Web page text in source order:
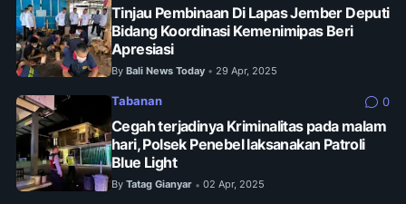
Tinjau Pembinaan Di Lapas Jember Deputi
Bidang Koordinasi Kemenimipas Beri
Apresiasi
By Bali News Today • 29 Apr, 2025
Tabanan 0
Cegah terjadinya Kriminalitas pada malam
hari, Polsek Penebel laksanakan Patroli
Blue Light
By Tatag Gianyar • 02 Apr, 2025